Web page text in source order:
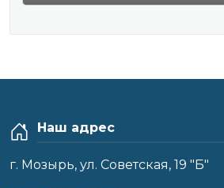
Наш адрес
г. Мозырь, ул. Советская, 19 "Б"